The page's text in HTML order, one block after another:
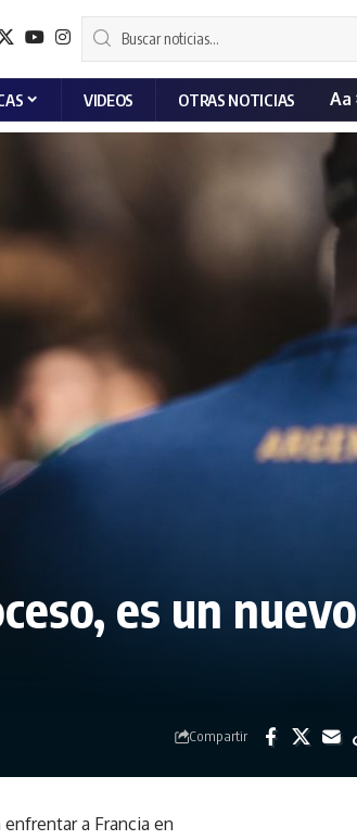
VIDEOS OTRAS NOTICIAS Aa
es un nuevo
Compartir
a Francia en